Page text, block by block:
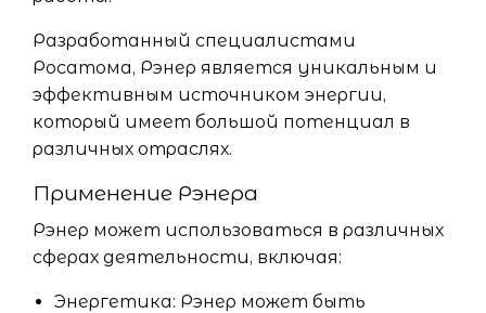
Разработанный специалистами
Росатома, Рэнер является уникальным и
эффективным источником энергии,
который имеет большой потенциал в
различных отраслях.
Применение Рэнера
Рэнер может использоваться в различных
сферах деятельности, включая:
Энергетика: Рэнер может быть